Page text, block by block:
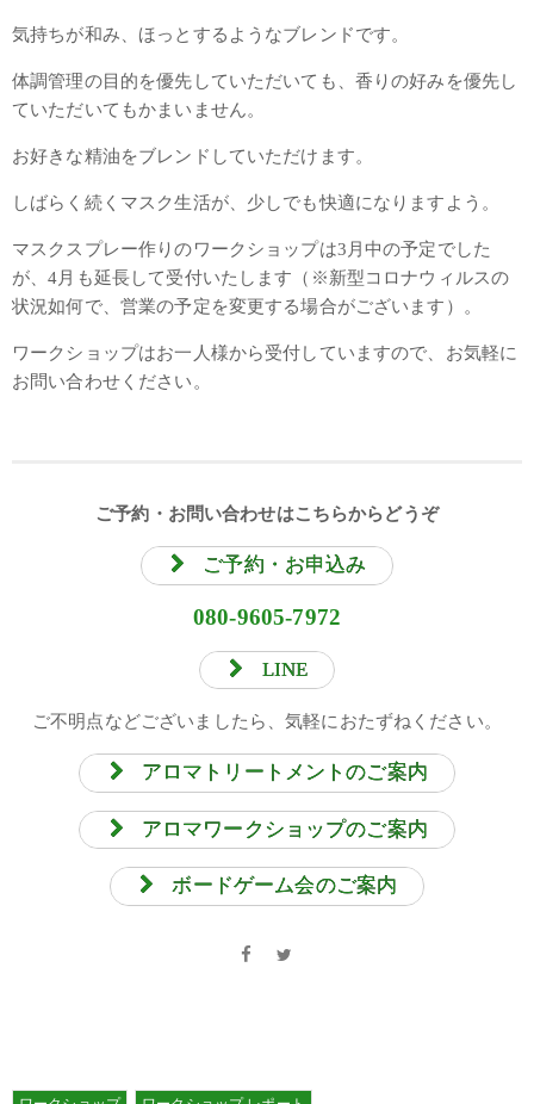
気持ちが和み、ほっとするようなブレンドです。
体調管理の目的を優先していただいても、香りの好みを優先し
ていただいてもかまいません。
お好きな精油をブレンドしていただけます。
しばらく続くマスク生活が、少しでも快適になりますよう。
マスクスプレー作りのワークショップは3月中の予定でした
が、4月も延長して受付いたします（※新型コロナウィルスの
状況如何で、営業の予定を変更する場合がございます）。
ワークショップはお一人様から受付していますので、お気軽に
お問い合わせください。
ご予約・お問い合わせはこちらからどうぞ
ご予約・お申込み
080-9605-7972
LINE
ご不明点などございましたら、気軽におたずねください。
アロマトリートメントのご案内
アロマワークショップのご案内
ボードゲーム会のご案内